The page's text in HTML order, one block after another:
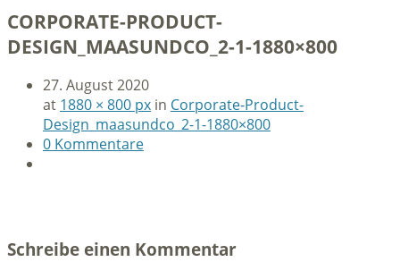
CORPORATE-PRODUCT-
DESIGN_MAASUNDCO_2-1-1880×800
27. August 2020
at 1880 × 800 px in Corporate-Product-
Design_maasundco_2-1-1880×800
0 Kommentare
Schreibe einen Kommentar